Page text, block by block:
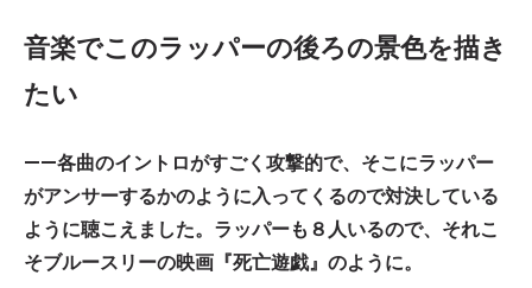
音楽でこのラッパーの後ろの景色を描き
たい
——各曲のイントロがすごく攻撃的で、そこにラッパー
がアンサーするかのように入ってくるので対決している
ように聴こえました。ラッパーも８人いるので、それこ
そブルースリーの映画『死亡遊戯』のように。